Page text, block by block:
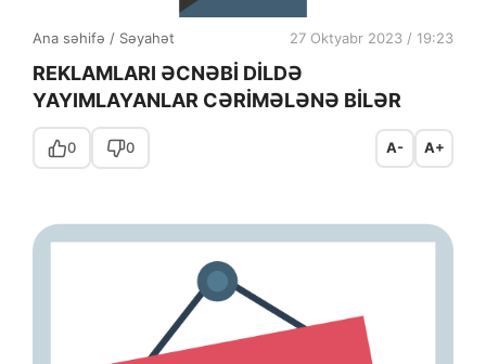
Ana səhifə / Səyahət 27 Oktyabr 2023 / 19:23
REKLAMLARI ƏCNƏBİ DİLDƏ
YAYIMLAYANLAR CƏRİMƏLƏNƏ BİLƏR
0 0 A- A+